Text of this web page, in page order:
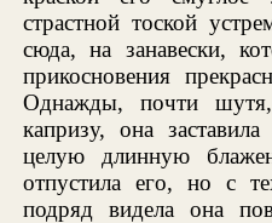
страстной тоской
сюда, на занавески,
прикосновения
Однажды, почти
капризу, она
целую длинную
отпустила его, но с
подряд видела она